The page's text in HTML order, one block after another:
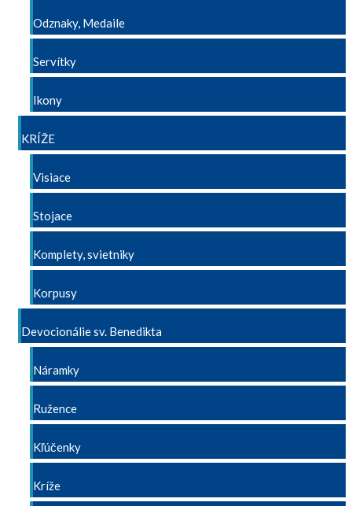
Odznaky, Medaile
Servítky
Ikony
KRÍŽE
Visiace
Stojace
Komplety, svietniky
Korpusy
Devocionálie sv. Benedikta
Náramky
Ružence
Kľúčenky
Kríže